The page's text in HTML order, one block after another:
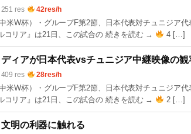
251 res 42res/h
米W杯）・グループF第2節、日本代表対チュニジア
コリア』は21日、この試合の 続きを読む →
4 […]
ディアが日本代表vsチュニジア中継映像の
409 res 28res/h
米W杯）・グループF第2節、日本代表対チュニジア
コリア』は21日、この試合の 続きを読む →
2 […]
明の利器に触れる